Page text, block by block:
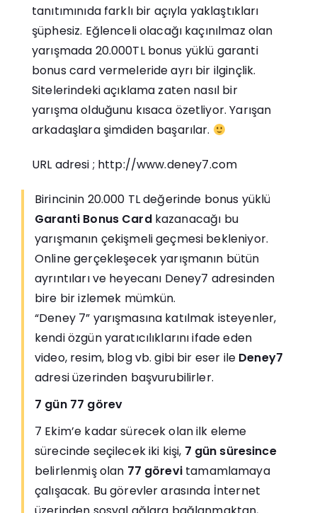
tanıtımınıda farklı bir açıyla yaklaştıkları
şüphesiz. Eğlenceli olacağı kaçınılmaz olan
yarışmada 20.000TL bonus yüklü garanti
bonus card vermeleride ayrı bir ilginçlik.
Sitelerindeki açıklama zaten nasıl bir
yarışma olduğunu kısaca özetliyor. Yarışan
arkadaşlara şimdiden başarılar.
URL adresi ; http://www.deney7.com
Birincinin 20.000 TL değerinde bonus yüklü
Garanti Bonus Cardkazanacağı bu
yarışmanın çekişmeli geçmesi bekleniyor.
Online gerçekleşecek yarışmanın bütün
ayrıntıları ve heyecanı Deney7 adresinden
bire bir izlemek mümkün.
“Deney 7” yarışmasına katılmak isteyenler,
kendi özgün yaratıcılıklarını ifade eden
video, resim, blog vb. gibi bir eser ile Deney7
adresi üzerinden başvurubilirler.
7 gün 77 görev
7 Ekim’e kadar sürecek olan ilk eleme
sürecinde seçilecek iki kişi, 7 gün süresince
belirlenmiş olan 77 görevitamamlamaya
çalışacak. Bu görevler arasında İnternet